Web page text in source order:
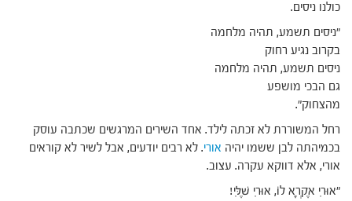
כולנו ניסים.
"ניסים תשמע, תהיה מלחמה
בקרוב נגיע רחוק
ניסים תשמע, תהיה מלחמה
גם הבכי מושפע
מהצחוק".
רחל המשוררת לא זכתה לילד. אחד השירים המרגשים שכתבה עוסק
בכמיהתה לבן ששמו יהיה אורי. לא רבים יודעים, אבל לשיר לא קוראים
אורי, אלא דווקא עקרה. עצוב.
"אוּרִי אֶקְרָא לוֹ, אוּרִי שֶׁלִּי!